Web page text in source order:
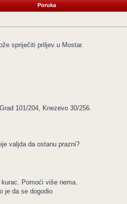
Poruka
spriječiti priljev u Mostar.
101/204, Knezevo 30/256.
valjda da ostanu prazni?
Pomoći više nema.
je da se dogodio